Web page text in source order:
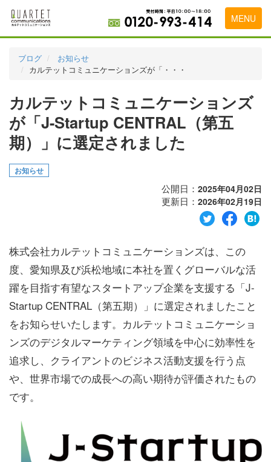
MENU
料金表
実績・お客様の声
初めて導入をお考えの方
代理店の乗り換えをお考えの方
広告代理店・HP制作会社様へ
お問い合わせ
ブログ
お知らせ
カルテットコミュニケーションズが「・・・
カルテットコミュニケーションズ
が「J-Startup CENTRAL（第五
期）」に選定されました
お知らせ
公開日： 2025年04月02日
更新日： 2026年02月19日
株式会社カルテットコミュニケーションズは、この
度、愛知県及び浜松地域に本社を置くグローバルな活
躍を目指す有望なスタートアップ企業を支援する「J-
Startup CENTRAL（第五期）」に選定されましたこと
をお知らせいたします。カルテットコミュニケーショ
ンズのデジタルマーケティング領域を中心に効率性を
追求し、クライアントのビジネス活動支援を行う点
や、世界市場での成長への高い期待が評価されたもの
です。